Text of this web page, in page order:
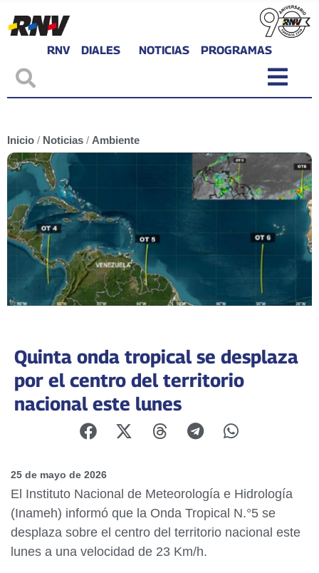
RNV DIALES NOTICIAS PROGRAMAS
Inicio / Noticias / Ambiente
Quinta onda tropical se desplaza
por el centro del territorio
nacional este lunes
25 de mayo de 2026
El Instituto Nacional de Meteorología e Hidrología
(Inameh) informó que la Onda Tropical N.°5 se
desplaza sobre el centro del territorio nacional este
lunes a una velocidad de 23 Km/h.